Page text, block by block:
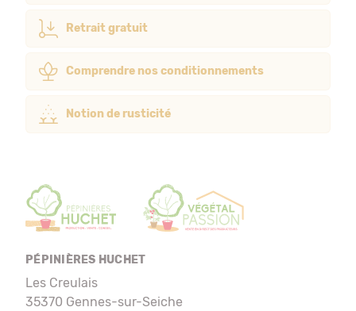
Retrait gratuit
Comprendre nos conditionnements
Notion de rusticité
PÉPINIÈRES HUCHET
Les Creulais
35370 Gennes-sur-Seiche